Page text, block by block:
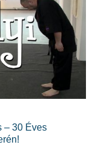
– 30 Éves